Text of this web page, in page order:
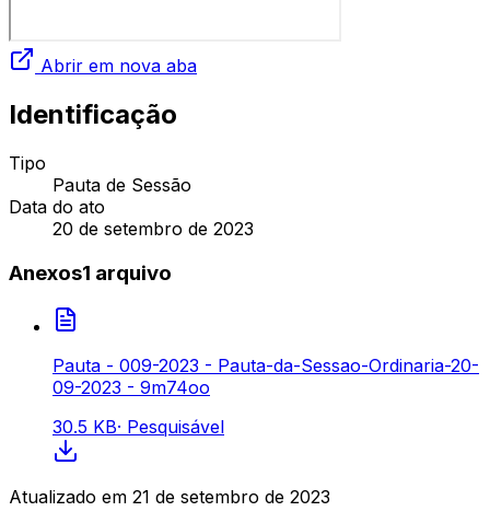
Abrir em nova aba
Identificação
Tipo
Pauta de Sessão
Data do ato
20 de setembro de 2023
Anexos1 arquivo
Pauta - 009-2023 - Pauta-da-Sessao-Ordinaria-20-
09-2023 - 9m74oo
30.5 KB· Pesquisável
Atualizado em 21 de setembro de 2023